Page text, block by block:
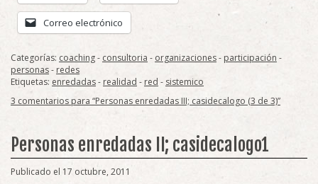
Correo electrónico
Categorías: coaching- consultoria - organizaciones- participación -
personas- redes
Etiquetas: enredadas- realidad - red - sistemico
3 comentarios para “Personas enredadas III; casidecalogo (3 de 3)”
Personas enredadas II; casidecalogo1
Publicado el 17 octubre, 2011